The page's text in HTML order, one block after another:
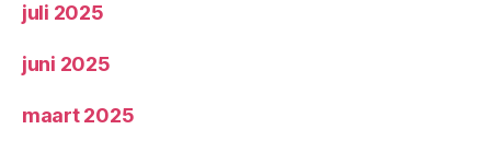
juli 2025
juni 2025
maart 2025